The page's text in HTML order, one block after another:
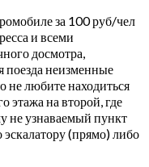
за 100 руб/чел
и всеми
досмотра,
неизменные
не любите находиться
этажа на второй, где
не узнаваемый пункт
эскалатору (прямо) либо